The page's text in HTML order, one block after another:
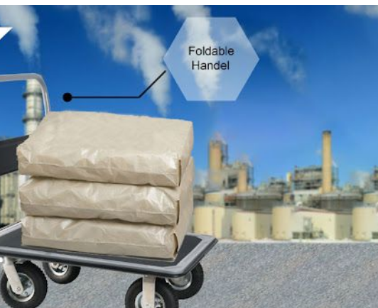
Hersteller Von Pneumatischen
Lenkrollen Für Stahl-
Hersteller Von Pneumatischen
Lenkrollen Für Stahl-